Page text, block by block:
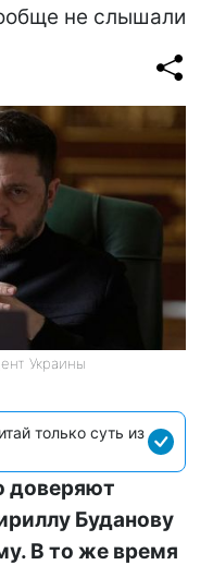
не слышали
Украины
только суть из
доверяют
Буданову
В то же время